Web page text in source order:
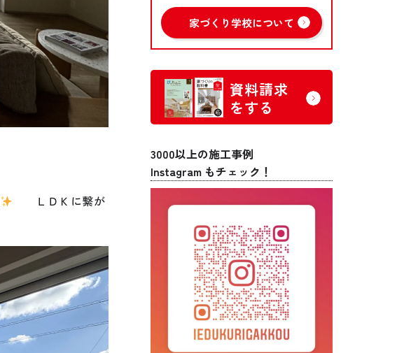
ＬＤＫに繋が
家づくり学校について
資料請求
をする
3000以上の施工事例
Instagram もチェック！